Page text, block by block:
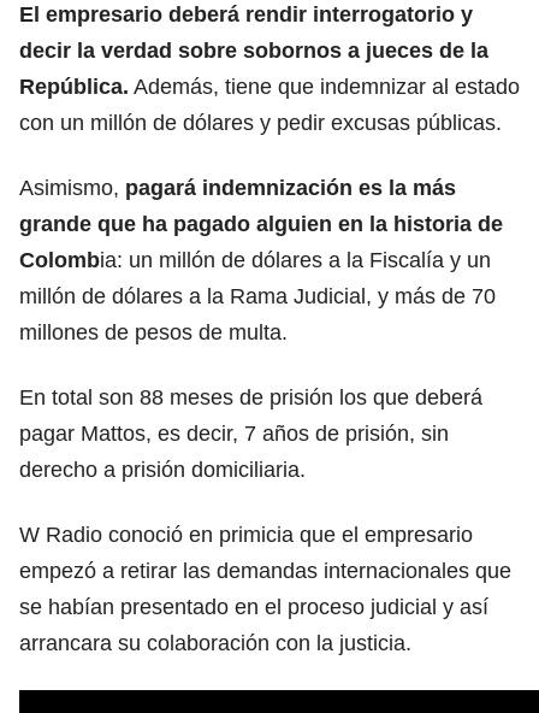
El empresario deberá rendir interrogatorio y
decir la verdad sobre sobornos a jueces de la
República. Además, tiene que indemnizar al estado
con un millón de dólares y pedir excusas públicas.
Asimismo, pagará indemnización es la más
grande que ha pagado alguien en la historia de
Colombia: un millón de dólares a la Fiscalía y un
millón de dólares a la Rama Judicial, y más de 70
millones de pesos de multa.
En total son 88 meses de prisión los que deberá
pagar Mattos, es decir, 7 años de prisión, sin
derecho a prisión domiciliaria.
W Radio conoció en primicia que el empresario
empezó a retirar las demandas internacionales que
se habían presentado en el proceso judicial y así
arrancara su colaboración con la justicia.